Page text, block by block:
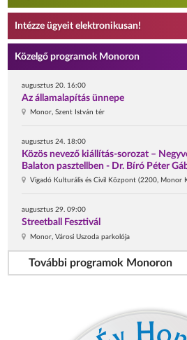
Intézze ügyeit elektronikusan!
Közelgő programok Monoron
augusztus 20. 16:00
Az államalapítás ünnepe
Monor, Szent István tér
augusztus 24. 18:00
Közös nevező kiállítás-sorozat –
Balaton pasztellben - Dr. Bíró Péter
Vigadó Kulturális és Civil Központ (2200, Monor
augusztus 29. 09:00
Streetball Fesztivál
Monor, Városi Uszoda parkolója
További programok Monoron